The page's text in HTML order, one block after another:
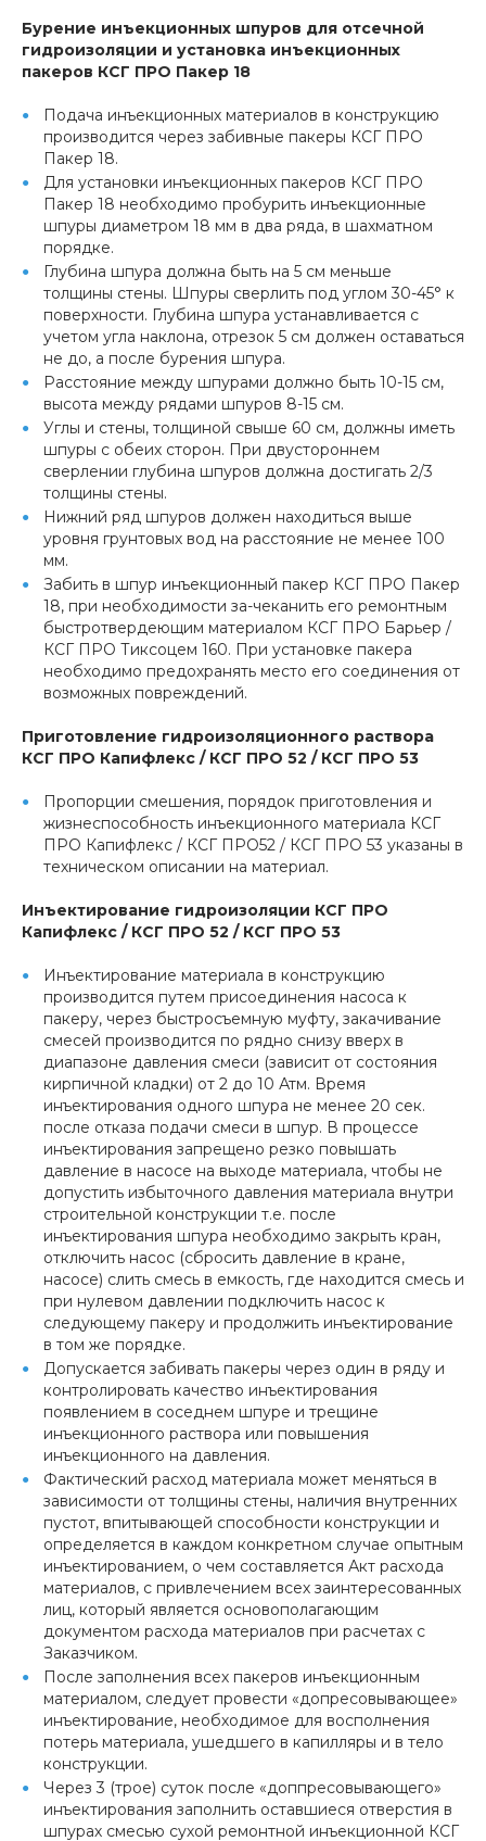
Бурение инъекционных шпуров для отсечной
гидроизоляции и установка инъекционных
пакеров КСГ ПРО Пакер 18
Подача инъекционных материалов в конструкцию
производится через забивные пакеры КСГ ПРО
Пакер 18.
Для установки инъекционных пакеров КСГ ПРО
Пакер 18 необходимо пробурить инъекционные
шпуры диаметром 18 мм в два ряда, в шахматном
порядке.
Глубина шпура должна быть на 5 см меньше
толщины стены. Шпуры сверлить под углом 30-45° к
поверхности. Глубина шпура устанавливается с
учетом угла наклона, отрезок 5 см должен оставаться
не до, а после бурения шпура.
Расстояние между шпурами должно быть 10-15 см,
высота между рядами шпуров 8-15 см.
Углы и стены, толщиной свыше 60 см, должны иметь
шпуры с обеих сторон. При двустороннем
сверлении глубина шпуров должна достигать 2/3
толщины стены.
Нижний ряд шпуров должен находиться выше
уровня грунтовых вод на расстояние не менее 100
мм.
Забить в шпур инъекционный пакер КСГ ПРО Пакер
18, при необходимости за-чеканить его ремонтным
быстротвердеющим материалом КСГ ПРО Барьер /
КСГ ПРО Тиксоцем 160. При установке пакера
необходимо предохранять место его соединения от
возможных повреждений.
Приготовление гидроизоляционного раствора
КСГ ПРО Капифлекс / КСГ ПРО 52 / КСГ ПРО 53
Пропорции смешения, порядок приготовления и
жизнеспособность инъекционного материала КСГ
ПРО Капифлекс / КСГ ПРО52 / КСГ ПРО 53 указаны в
техническом описании на материал.
Инъектирование гидроизоляции КСГ ПРО
Капифлекс / КСГ ПРО 52 / КСГ ПРО 53
Инъектирование материала в конструкцию
производится путем присоединения насоса к
пакеру, через быстросъемную муфту, закачивание
смесей производится по рядно снизу вверх в
диапазоне давления смеси (зависит от состояния
кирпичной кладки) от 2 до 10 Атм. Время
инъектирования одного шпура не менее 20 сек.
после отказа подачи смеси в шпур. В процессе
инъектирования запрещено резко повышать
давление в насосе на выходе материала, чтобы не
допустить избыточного давления материала внутри
строительной конструкции т.е. после
инъектирования шпура необходимо закрыть кран,
отключить насос (сбросить давление в кране,
насосе) слить смесь в емкость, где находится смесь и
при нулевом давлении подключить насос к
следующему пакеру и продолжить инъектирование
в том же порядке.
Допускается забивать пакеры через один в ряду и
контролировать качество инъектирования
появлением в соседнем шпуре и трещине
инъекционного раствора или повышения
инъекционного на давления.
Фактический расход материала может меняться в
зависимости от толщины стены, наличия внутренних
пустот, впитывающей способности конструкции и
определяется в каждом конкретном случае опытным
инъектированием, о чем составляется Акт расхода
материалов, с привлечением всех заинтересованных
лиц, который является основополагающим
документом расхода материалов при расчетах с
Заказчиком.
После заполнения всех пакеров инъекционным
материалом, следует провести «допресовывающее»
инъектирование, необходимое для восполнения
потерь материала, ушедшего в капилляры и в тело
конструкции.
Через 3 (трое) суток после «доппресовывающего»
инъектирования заполнить оставшиеся отверстия в
шпурах смесью сухой ремонтной инъекционной КСГ